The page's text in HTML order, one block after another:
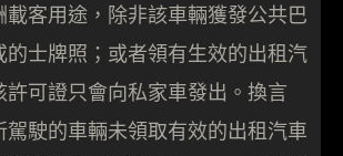
客用途，除非該車輛獲發公共巴
的士牌照；或者領有生效的出租汽
許可證只會向私家車發出。換言
駕駛的車輛未領取有效的出租汽車